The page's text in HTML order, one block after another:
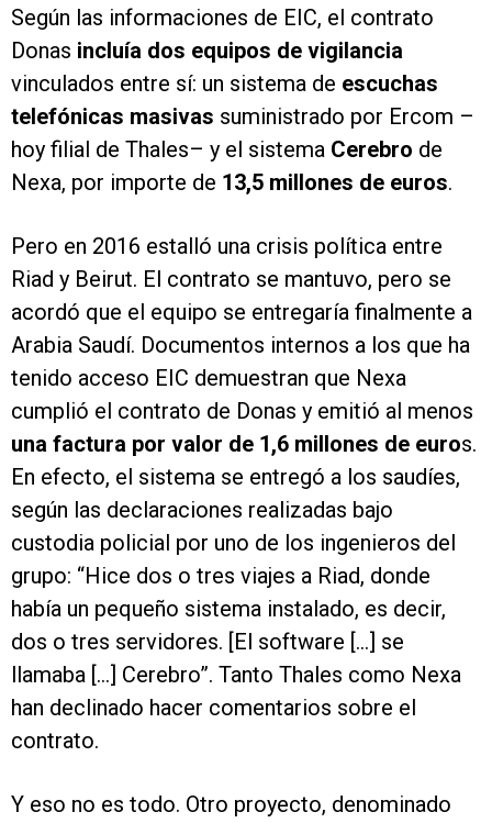
Según las informaciones de EIC, el contrato
Donas incluía dos equipos de vigilancia
vinculados entre sí: un sistema de escuchas
telefónicas masivas suministrado por Ercom –
hoy filial de Thales– y el sistema Cerebro de
Nexa, por importe de 13,5 millones de euros.
Pero en 2016 estalló una crisis política entre
Riad y Beirut. El contrato se mantuvo, pero se
acordó que el equipo se entregaría finalmente a
Arabia Saudí. Documentos internos a los que ha
tenido acceso EIC demuestran que Nexa
cumplió el contrato de Donas y emitió al menos
una factura por valor de 1,6 millones de euros.
En efecto, el sistema se entregó a los saudíes,
según las declaraciones realizadas bajo
custodia policial por uno de los ingenieros del
grupo: “Hice dos o tres viajes a Riad, donde
había un pequeño sistema instalado, es decir,
dos o tres servidores. [El software [...] se
llamaba [...] Cerebro”. Tanto Thales como Nexa
han declinado hacer comentarios sobre el
contrato.
Y eso no es todo. Otro proyecto, denominado